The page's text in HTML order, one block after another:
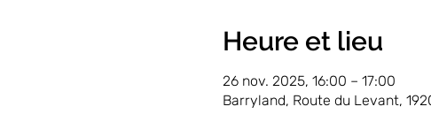
Heure et lieu
26 nov. 2025, 16:00 – 17:00
Barryland, Route du Levant,